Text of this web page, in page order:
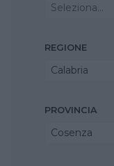
Seleziona...
REGIONE
Calabria
PROVINCIA
Cosenza